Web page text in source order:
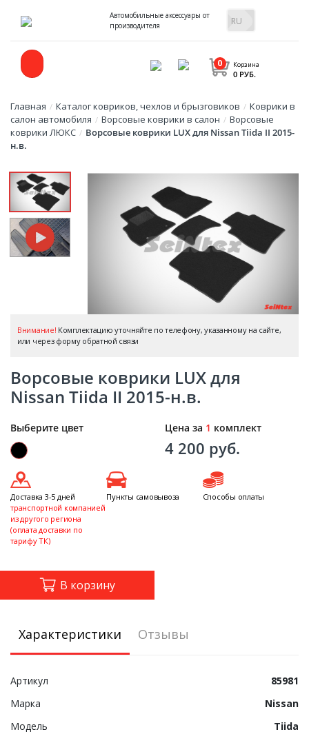
Автомобильные аксессуары от
производителя
Корзина
0
0 РУБ.
Главная / Каталог ковриков, чехлов и брызговиков / Коврики в
салон автомобиля / Ворсовые коврики в салон / Ворсовые
коврики ЛЮКС / Ворсовые коврики LUX для Nissan Tiida II 2015-
н.в.
Внимание! Комплектацию уточняйте по телефону, указанному на сайте,
или через форму обратной связи
Ворсовые коврики LUX для
Nissan Tiida II 2015-н.в.
Выберите цвет Цена за 1 комплект
4 200 руб.
В корзину
Доставка 3-5 дней
транспортной компанией
из другого региона
(оплата доставки по
тарифу ТК)
Пункты самовывоза Способы оплаты
Характеристики Отзывы
Артикул
85981
Марка
Nissan
Модель
Tiida